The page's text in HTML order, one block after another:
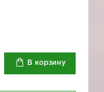
В корзину